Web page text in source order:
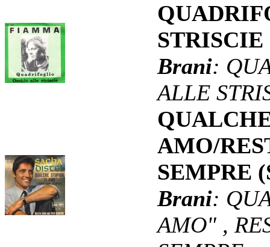
Brani:
ALLE
AMO/
SEMPRE
Brani:
AMO" ,